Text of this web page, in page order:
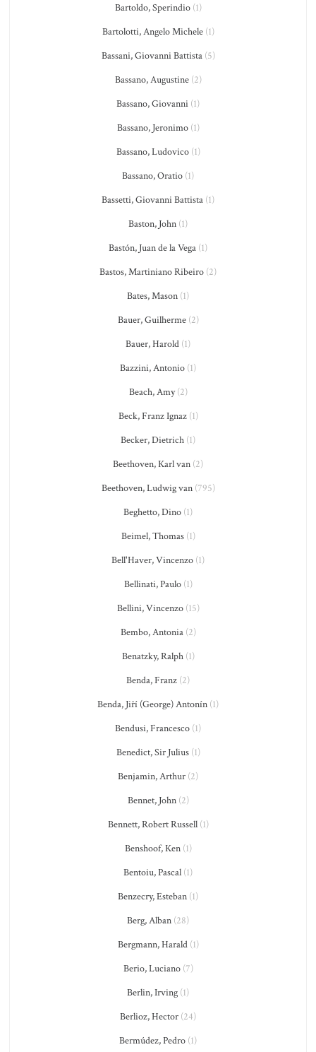
Bartoldo, Sperindio(1)
Bartolotti, Angelo Michele(1)
Bassani, Giovanni Battista(5)
Bassano, Augustine(2)
Bassano, Giovanni (1)
Bassano, Jeronimo(1)
Bassano, Ludovico(1)
Bassano, Oratio (1)
Bassetti, Giovanni Battista (1)
Baston, John (1)
Bastón, Juan de la Vega (1)
Bastos, Martiniano Ribeiro (2)
Bates, Mason (1)
Bauer, Guilherme(2)
Bauer, Harold (1)
Bazzini, Antonio (1)
Beach, Amy(2)
Beck, Franz Ignaz(1)
Becker, Dietrich (1)
Beethoven, Karl van (2)
Beethoven, Ludwig van(795)
Beghetto, Dino (1)
Beimel, Thomas(1)
Bell'Haver, Vincenzo (1)
Bellinati, Paulo(1)
Bellini, Vincenzo(15)
Bembo, Antonia(2)
Benatzky, Ralph(1)
Benda, Franz (2)
Benda, Jiří (George) Antonín (1)
Bendusi, Francesco (1)
Benedict, Sir Julius(1)
Benjamin, Arthur (2)
Bennet, John(2)
Bennett, Robert Russell(1)
Benshoof, Ken(1)
Bentoiu, Pascal (1)
Benzecry, Esteban (1)
Berg, Alban (28)
Bergmann, Harald(1)
Berio, Luciano(7)
Berlin, Irving (1)
Berlioz, Hector (24)
Bermúdez, Pedro (1)